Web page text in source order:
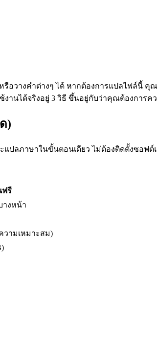
วางคำต่างๆ ได้ หากต้องการแปลไฟล์นี้ คุ
านได้จริงอยู่ 3 วิธี ขึ้นอยู่กับว่าคุณต้องการ
)
ปลภาษาในขั้นตอนเดียว ไม่ต้องติดตั้งซอฟต์
ฟรี
างหน้า
วามเหมาะสม)